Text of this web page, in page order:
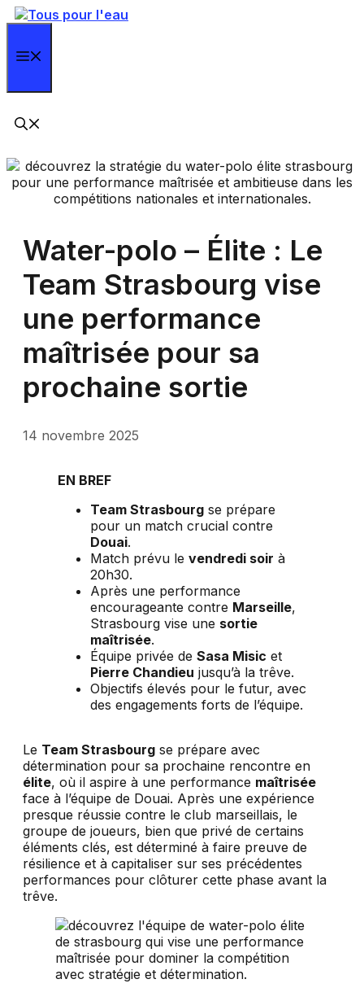
Aller
Water-polo – Élite : Le
Team Strasbourg vise
une performance
maîtrisée pour sa
prochaine sortie
14 novembre 2025
EN BREF
Team Strasbourg se prépare
pour un match crucial contre
Douai.
Match prévu le vendredi soir à
20h30.
Après une performance
encourageante contre Marseille,
Strasbourg vise une sortie
maîtrisée.
Équipe privée de Sasa Misic et
Pierre Chandieu jusqu’à la trêve.
Objectifs élevés pour le futur, avec
des engagements forts de l’équipe.
Le Team Strasbourg se prépare avec
détermination pour sa prochaine rencontre en
élite, où il aspire à une performance maîtrisée
face à l’équipe de Douai. Après une expérience
presque réussie contre le club marseillais, le
groupe de joueurs, bien que privé de certains
éléments clés, est déterminé à faire preuve de
résilience et à capitaliser sur ses précédentes
performances pour clôturer cette phase avant la
trêve.